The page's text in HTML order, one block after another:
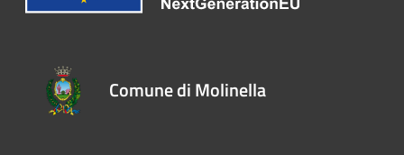
Comune di Molinella